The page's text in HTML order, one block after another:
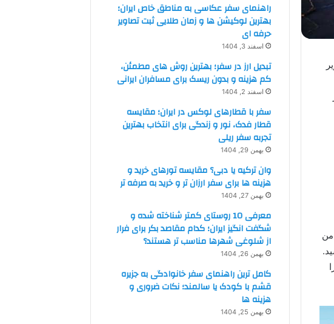
من
راهنمای سفر عکاسی به مناطق خاص ایران؛
بهترین لوکیشن ها و زمان طلایی ثبت تصاویر
حرفه ای
اسفند 3, 1404
تبدیل ارز در سفر؛ بهترین روش های مطمئن،
کم هزینه و بدون ریسک برای مسافران ایرانی
اسفند 2, 1404
سفر با قطارهای لوکس در ایران؛ مقایسه
قطار فدک، نور و زندگی برای انتخاب بهترین
تجربه سفر ریلی
بهمن 29, 1404
وان ترکیه یا دبی؟ مقایسه تورهای خرید و
هزینه ها برای سفر ارزان تر و خرید به صرفه تر
بهمن 27, 1404
معرفی 10 روستای کمتر شناخته شده و
شگفت انگیز ایران؛ کدام مقاصد بکر برای فرار
از شلوغی شهرها مناسب تر هستند؟
بهمن 26, 1404
کامل ترین راهنمای سفر خانوادگی به جزیره
قشم با کودک یا سالمند؛ نکات ضروری و
هزینه ها
بهمن 25, 1404